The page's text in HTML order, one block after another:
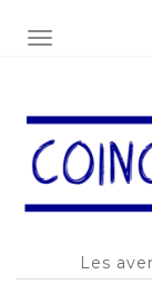
AFFICHER/
Les